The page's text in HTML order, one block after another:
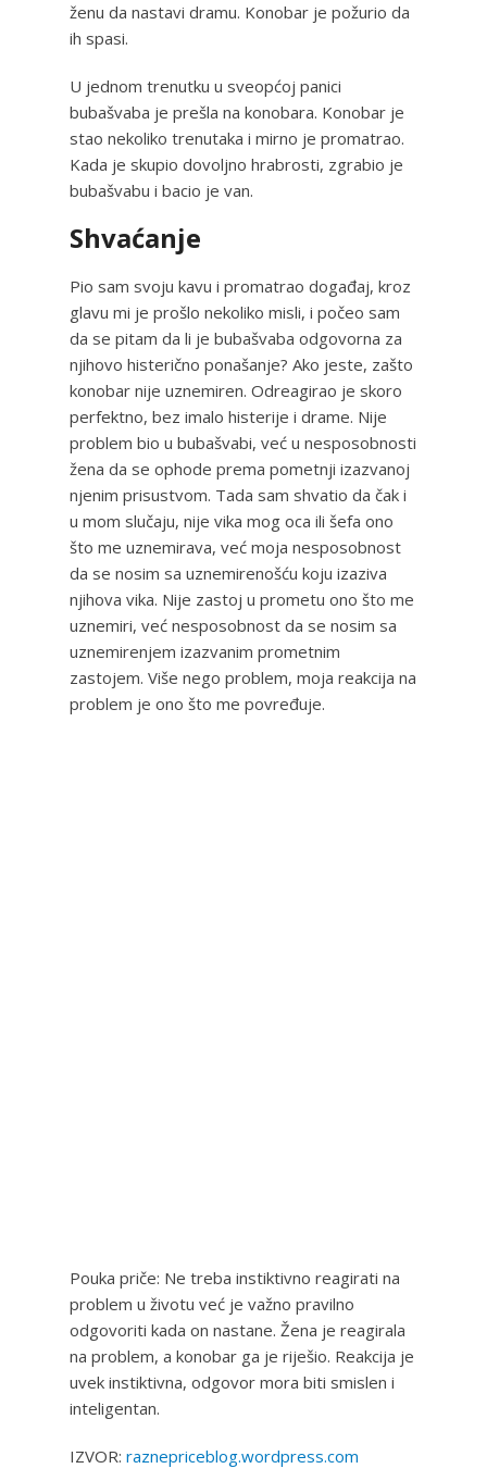
ženu da nastavi dramu. Konobar je požurio da
ih spasi.
U jednom trenutku u sveopćoj panici
bubašvaba je prešla na konobara. Konobar je
stao nekoliko trenutaka i mirno je promatrao.
Kada je skupio dovoljno hrabrosti, zgrabio je
bubašvabu i bacio je van.
Shvaćanje
Pio sam svoju kavu i promatrao događaj, kroz
glavu mi je prošlo nekoliko misli, i počeo sam
da se pitam da li je bubašvaba odgovorna za
njihovo histerično ponašanje? Ako jeste, zašto
konobar nije uznemiren. Odreagirao je skoro
perfektno, bez imalo histerije i drame. Nije
problem bio u bubašvabi, već u nesposobnosti
žena da se ophode prema pometnji izazvanoj
njenim prisustvom. Tada sam shvatio da čak i
u mom slučaju, nije vika mog oca ili šefa ono
što me uznemirava, već moja nesposobnost
da se nosim sa uznemirenošću koju izaziva
njihova vika. Nije zastoj u prometu ono što me
uznemiri, već nesposobnost da se nosim sa
uznemirenjem izazvanim prometnim
zastojem. Više nego problem, moja reakcija na
problem je ono što me povređuje.
Pouka priče: Ne treba instiktivno reagirati na
problem u životu već je važno pravilno
odgovoriti kada on nastane. Žena je reagirala
na problem, a konobar ga je riješio. Reakcija je
uvek instiktivna, odgovor mora biti smislen i
inteligentan.
IZVOR: raznepriceblog.wordpress.com